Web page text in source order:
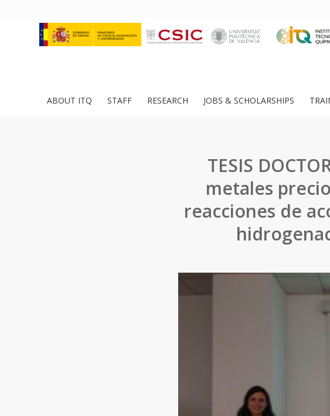
ABOUT ITQ STAFF RESEARCH JOBS & SCHOLARSHIPS
TESIS
metales
reacciones de